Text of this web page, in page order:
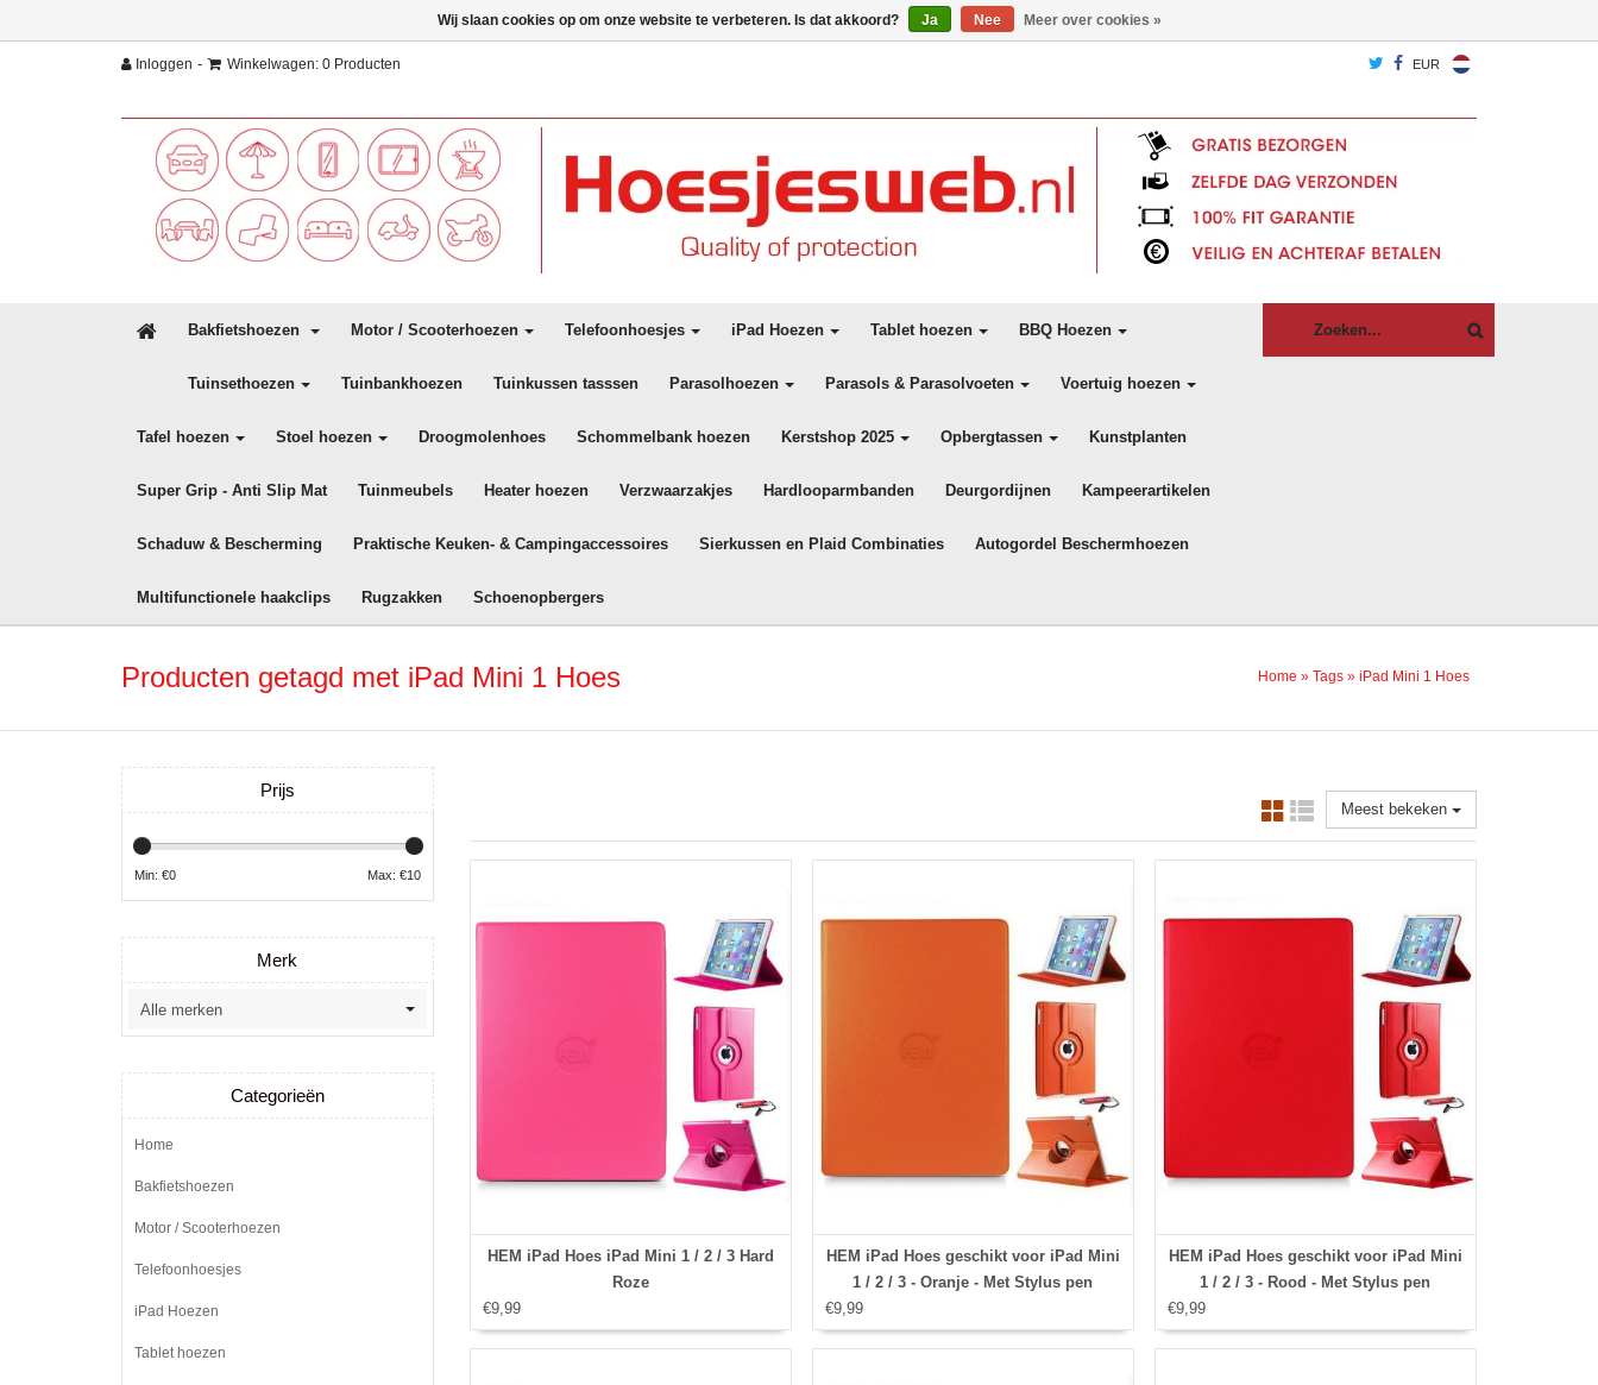
Inloggen - Winkelwagen: 0 Producten EUR
Bakfietshoezen Motor / Scooterhoezen Telefoonhoesjes iPad Hoezen Tablet hoezen BBQ Hoezen
Tuinsethoezen Tuinbankhoezen Tuinkussen tasssen Parasolhoezen Parasols & Parasolvoeten Voertuig hoezen
Tafel hoezen Stoel hoezen Droogmolenhoes Schommelbank hoezen Kerstshop 2025 Opbergtassen Kunstplanten
Super Grip - Anti Slip Mat Tuinmeubels Heater hoezen Verzwaarzakjes Hardlooparmbanden Deurgordijnen Kampeerartikelen
Schaduw & Bescherming Praktische Keuken- & Campingaccessoires Sierkussen en Plaid Combinaties Autogordel Beschermhoezen
Multifunctionele haakclips Rugzakken Schoenopbergers
Producten getagd met iPad Mini 1 Hoes Home » Tags » iPad Mini 1 Hoes
Meest bekeken
HEM iPad Hoes iPad Mini 1 / 2 / 3 Hard
Roze
€9,99
HEM iPad Hoes geschikt voor iPad Mini
1 / 2 / 3 - Oranje - Met Stylus pen
€9,99
HEM iPad Hoes geschikt voor iPad Mini
1 / 2 / 3 - Rood - Met Stylus pen
€9,99
Prijs
Min: €0 Max: €10
Merk
Categorieën
Home
Bakfietshoezen
Motor / Scooterhoezen
Telefoonhoesjes
iPad Hoezen
Tablet hoezen
Wij slaan cookies op om onze website te verbeteren. Is dat akkoord? Ja Nee Meer over cookies »